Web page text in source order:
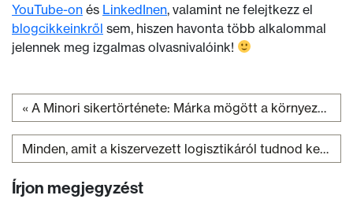
YouTube-on és LinkedInen, valamint ne felejtkezz el
blogcikkeinkről sem, hiszen havonta több alkalommal
jelennek meg izgalmas olvasnivalóink!
Bejegyzés navigáció
« A Minori sikertörténete: Márka mögött a környezetvédő anyuka, aki mosipelust készített
Minden, amit a kiszervezett logisztikáról tudnod kell»
Írjon megjegyzést